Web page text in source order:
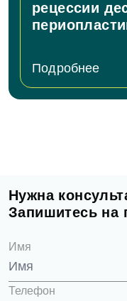
рецессии
Подробнее
Нужна
Запишитесь на
Имя
Телефон